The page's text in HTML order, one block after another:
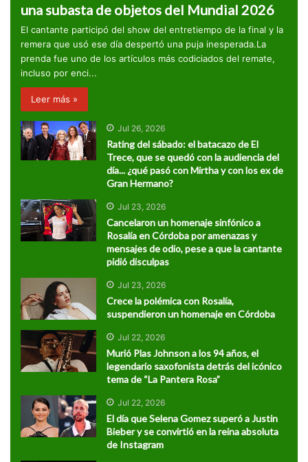
una subasta de objetos del Mundial 2026
El cantante participó del show del entretiempo de la final y la
remera que usó ese día despertó una puja inesperada.La
prenda fue uno de los artículos más codiciados del remate,
incluso por enci...
Leer más »
Jul 26, 2026
Rating del sábado: el batacazo de El
Trece, que se quedó con la audiencia del
día... ¿qué pasó con Mirtha y con los ex de
Gran Hermano?
Jul 23, 2026
Cancelaron un homenaje sinfónico a
Rosalía en Córdoba por amenazas y
mensajes de odio, pese a que la cantante
pidió disculpas
Jul 23, 2026
Crece la polémica con Rosalía,
suspendieron un homenaje en Córdoba
Jul 22, 2026
Murió Plas Johnson a los 94 años, el
legendario saxofonista detrás del icónico
tema de “La Pantera Rosa”
Jul 22, 2026
El día que Selena Gomez superó a Justin
Bieber y se convirtió en la reina absoluta
de Instagram